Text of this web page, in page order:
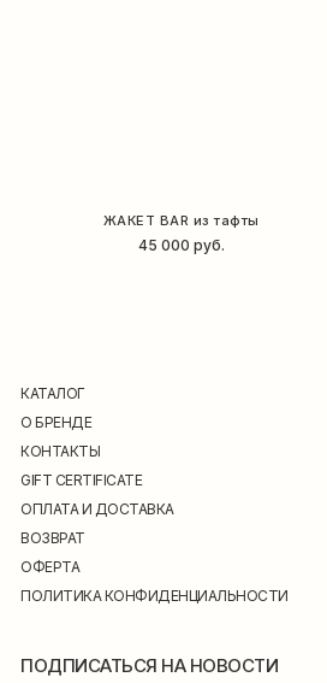
ЖАКЕТ BAR из тафты
45 000 руб.
ПОЛИТИКА КОНФИДЕНЦИАЛЬНОСТИ
ОФЕРТА
ВОЗВРАТ
ОПЛАТА И ДОСТАВКА
GIFT CERTIFICATE
ПОДПИСАТЬСЯ НА НОВОСТИ
КОНТАКТЫ
О БРЕНДЕ
КАТАЛОГ